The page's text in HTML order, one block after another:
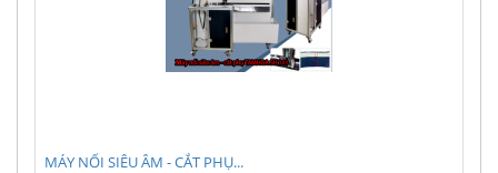
MÁY NỐI SIÊU ÂM - CẮT PHỤ...